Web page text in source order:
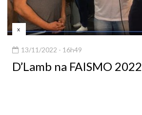
x
13/11/2022 - 16h49
D’Lamb na FAISMO 2022